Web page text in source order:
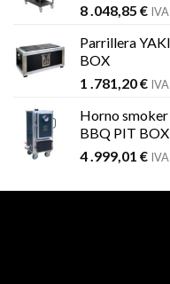
8 .048,85 €
Parrillera
BOX
1 .781,20€
Horno
BBQ PIT BOX
4 .999,01 €